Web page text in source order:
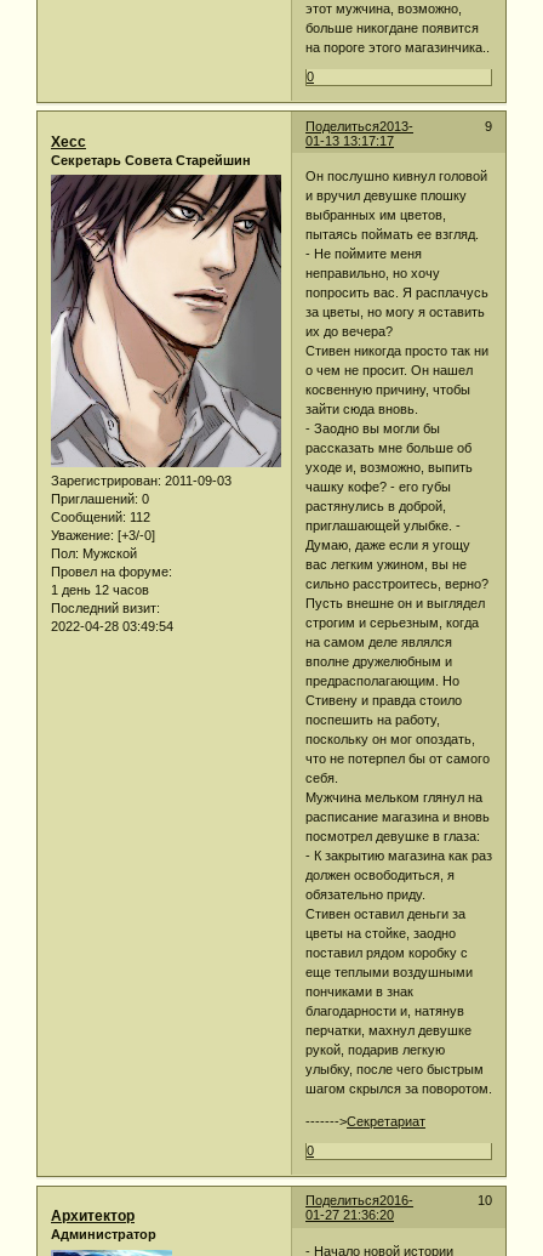
этот мужчина, возможно,
больше никогдане появится
на пороге этого магазинчика..
0
Поделиться 9
2013-
01-13 13:17:17
Хесс
Секретарь Совета Старейшин
Зарегистрирован: 2011-09-03
Приглашений: 0
Сообщений: 112
Уважение: [+3/-0]
Пол: Мужской
Провел на форуме:
1 день 12 часов
Последний визит:
2022-04-28 03:49:54
Он послушно кивнул головой
и вручил девушке плошку
выбранных им цветов,
пытаясь поймать ее взгляд.
- Не поймите меня
неправильно, но хочу
попросить вас. Я расплачусь
за цветы, но могу я оставить
их до вечера?
Стивен никогда просто так ни
о чем не просит. Он нашел
косвенную причину, чтобы
зайти сюда вновь.
- Заодно вы могли бы
рассказать мне больше об
уходе и, возможно, выпить
чашку кофе? - его губы
растянулись в доброй,
приглашающей улыбке. -
Думаю, даже если я угощу
вас легким ужином, вы не
сильно расстроитесь, верно?
Пусть внешне он и выглядел
строгим и серьезным, когда
на самом деле являлся
вполне дружелюбным и
предрасполагающим. Но
Стивену и правда стоило
поспешить на работу,
поскольку он мог опоздать,
что не потерпел бы от самого
себя.
Мужчина мельком глянул на
расписание магазина и вновь
посмотрел девушке в глаза:
- К закрытию магазина как раз
должен освободиться, я
обязательно приду.
Стивен оставил деньги за
цветы на стойке, заодно
поставил рядом коробку с
еще теплыми воздушными
пончиками в знак
благодарности и, натянув
перчатки, махнул девушке
рукой, подарив легкую
улыбку, после чего быстрым
шагом скрылся за поворотом.
------->Секретариат
0
Поделиться 10
2016-
01-27 21:36:20
Архитектор
Администратор
- Начало новой истории